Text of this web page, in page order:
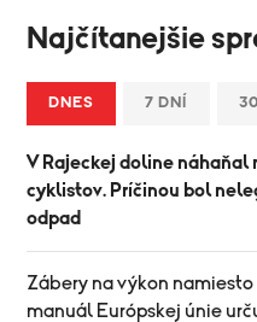
Najčítanejšie
DNES 7 DNÍ
V Rajeckej doline náhaňal
cyklistov. Príčinou bol
odpad
Zábery na výkon
manuál Európskej únie